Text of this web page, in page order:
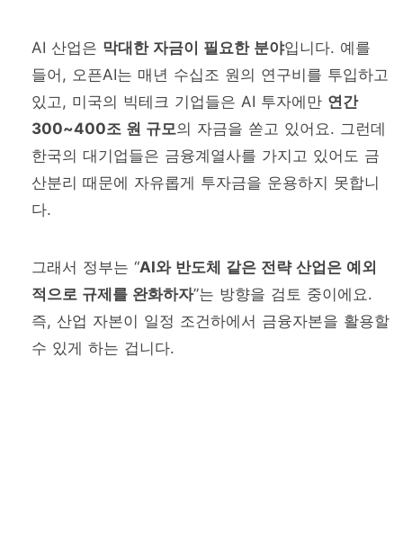
AI 산업은 막대한 자금이 필요한 분야입니다. 예를
들어, 오픈AI는 매년 수십조 원의 연구비를 투입하고
있고, 미국의 빅테크 기업들은 AI 투자에만 연간
300~400조 원 규모의 자금을 쏟고 있어요. 그런데
한국의 대기업들은 금융계열사를 가지고 있어도 금
산분리 때문에 자유롭게 투자금을 운용하지 못합니
다.
그래서 정부는 “AI와 반도체 같은 전략 산업은 예외
적으로 규제를 완화하자”는 방향을 검토 중이에요.
즉, 산업 자본이 일정 조건하에서 금융자본을 활용할
수 있게 하는 겁니다.